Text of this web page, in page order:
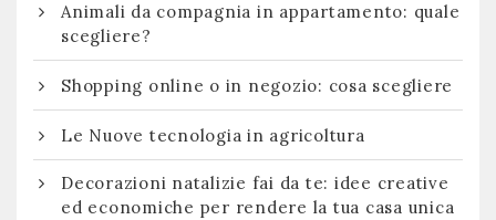
Animali da compagnia in appartamento: quale
scegliere?
Shopping online o in negozio: cosa scegliere
Le Nuove tecnologia in agricoltura
Decorazioni natalizie fai da te: idee creative
ed economiche per rendere la tua casa unica